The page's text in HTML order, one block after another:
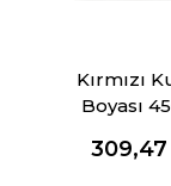
Kırmızı
Boyası
309,47